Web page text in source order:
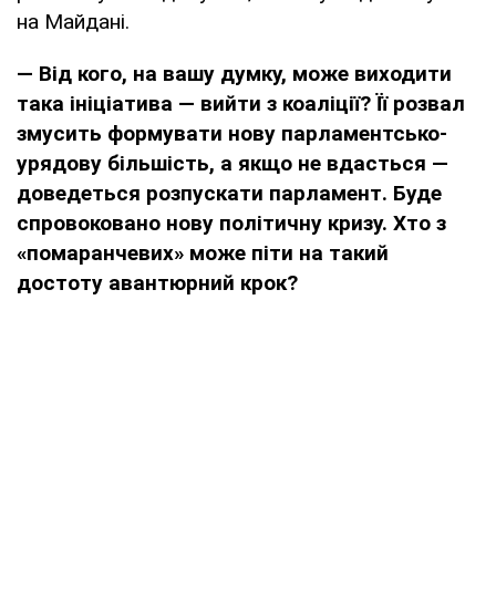
на Майдані.
— Від кого, на вашу думку, може виходити
така ініціатива — вийти з коаліції? Її розвал
змусить формувати нову парламентсько-
урядову більшість, а якщо не вдасться —
доведеться розпускати парламент. Буде
спровоковано нову політичну кризу. Хто з
«помаранчевих» може піти на такий
достоту авантюрний крок?